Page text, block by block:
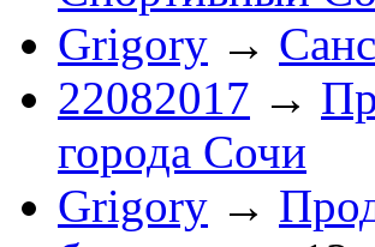
Grigory →
22082017 →
города Сочи
Grigory →